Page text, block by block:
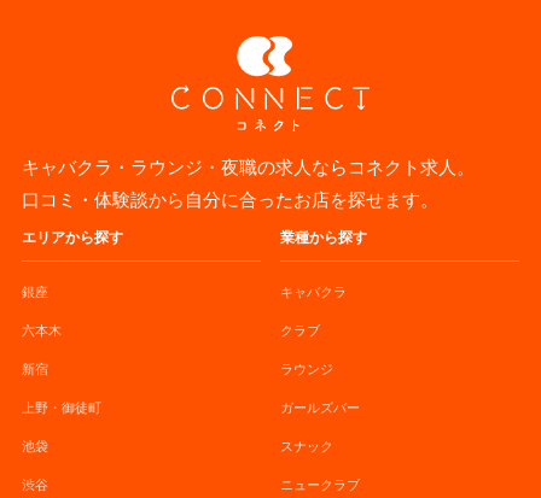
キャバクラ・ラウンジ・夜職の求人ならコネクト求人。
口コミ・体験談から自分に合ったお店を探せます。
エリアから探す
銀座
六本木
新宿
上野・御徒町
池袋
渋谷
業種から探す
キャバクラ
クラブ
ラウンジ
ガールズバー
スナック
ニュークラブ